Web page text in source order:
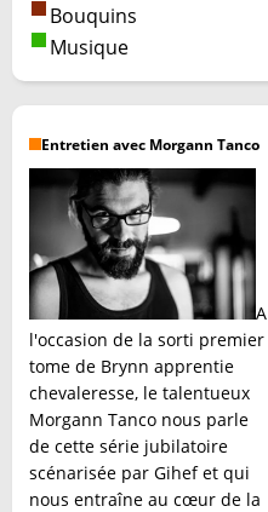
Bouquins
Musique
Entretien avec Morgann Tanco
A
l'occasion de la sorti premier
tome de Brynn apprentie
chevaleresse, le talentueux
Morgann Tanco nous parle
de cette série jubilatoire
scénarisée par Gihef et qui
nous entraîne au cœur de la